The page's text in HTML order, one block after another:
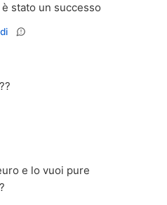
stato un successo
e lo vuoi pure